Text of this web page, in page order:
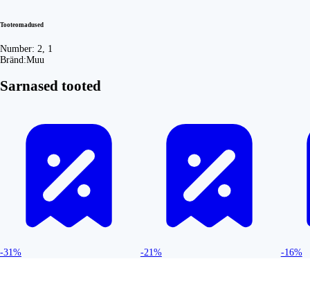
Tooteomadused
Number: 2, 1
Bränd:Muu
Sarnased tooted
-31% -21% -16%